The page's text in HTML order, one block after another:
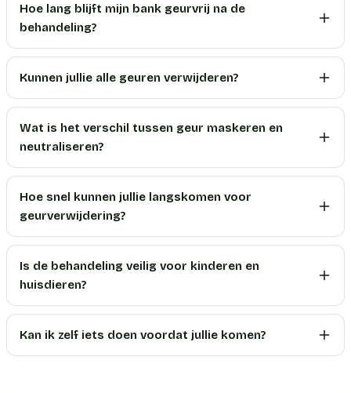
Hoe lang blijft mijn bank geurvrij na de
behandeling?
Kunnen jullie alle geuren verwijderen?
Wat is het verschil tussen geur maskeren en
neutraliseren?
Hoe snel kunnen jullie langskomen voor
geurverwijdering?
Is de behandeling veilig voor kinderen en
huisdieren?
Kan ik zelf iets doen voordat jullie komen?